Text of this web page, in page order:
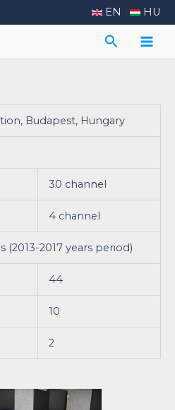
EN HU
Search
Budapest, Hungary
30 channel
4 channel
2017 years period)
44
10
2